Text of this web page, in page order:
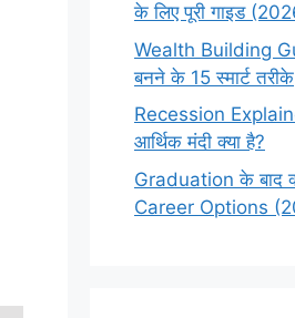
के लिए पूरी गाइड
Wealth Building
बनने के 15 स्मार्ट तरीके
Recession
आर्थिक मंदी क्या है?
Graduation के बाद
Career Options